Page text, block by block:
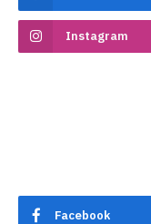
Instagram
Facebook